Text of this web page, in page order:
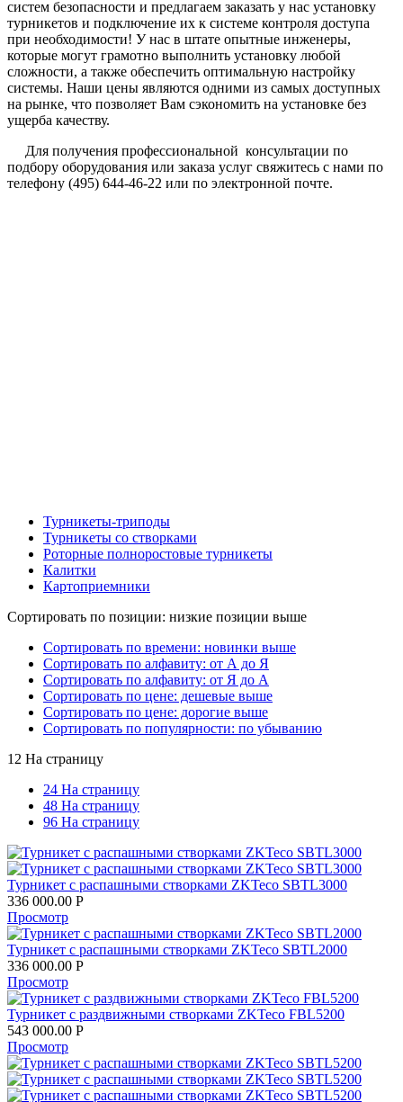
систем безопасности и предлагаем заказать у нас установку
турникетов и подключение их к системе контроля доступа
при необходимости! У нас в штате опытные инженеры,
которые могут грамотно выполнить установку любой
сложности, а также обеспечить оптимальную настройку
системы. Наши цены являются одними из самых доступных
на рынке, что позволяет Вам сэкономить на установке без
ущерба качеству.
Для получения профессиональной консультации по
подбору оборудования или заказа услуг свяжитесь с нами по
телефону (495) 644-46-22 или по электронной почте.
Турникеты-триподы
Турникеты со створками
Роторные полноростовые турникеты
Калитки
Картоприемники
Сортировать по позиции: низкие позиции выше
Сортировать по времени: новинки выше
Сортировать по алфавиту: от А до Я
Сортировать по алфавиту: от Я до А
Сортировать по цене: дешевые выше
Сортировать по цене: дорогие выше
Сортировать по популярности: по убыванию
12 На страницу
24 На страницу
48 На страницу
96 На страницу
Турникет с распашными створками ZKTeco SBTL3000
336 000.00 Р
Просмотр
Турникет с распашными створками ZKTeco SBTL2000
336 000.00 Р
Просмотр
Турникет с раздвижными створками ZKTeco FBL5200
543 000.00 Р
Просмотр